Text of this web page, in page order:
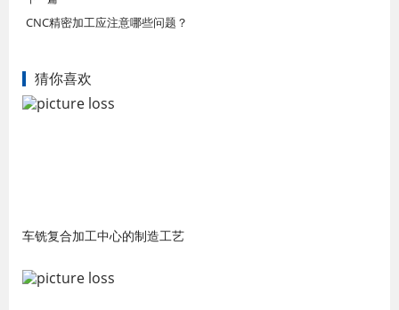
CNC精密加工应注意哪些问题？
猜你喜欢
车铣复合加工中心的制造工艺